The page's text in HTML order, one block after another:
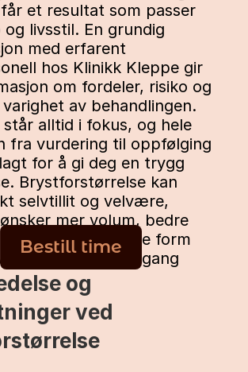
et resultat som passer
livsstil. En grundig
med erfarent
hos Klinikk Kleppe gir
om fordeler, risiko og
av behandlingen.
står alltid i fokus, og hele
fra vurdering til oppfølging
for å gi deg en trygg
Brystforstørrelse kan
selvtillit og velvære,
mer volum, bedre
å gjenopprette form
eller vektnedgang
Bestill time
og
ved